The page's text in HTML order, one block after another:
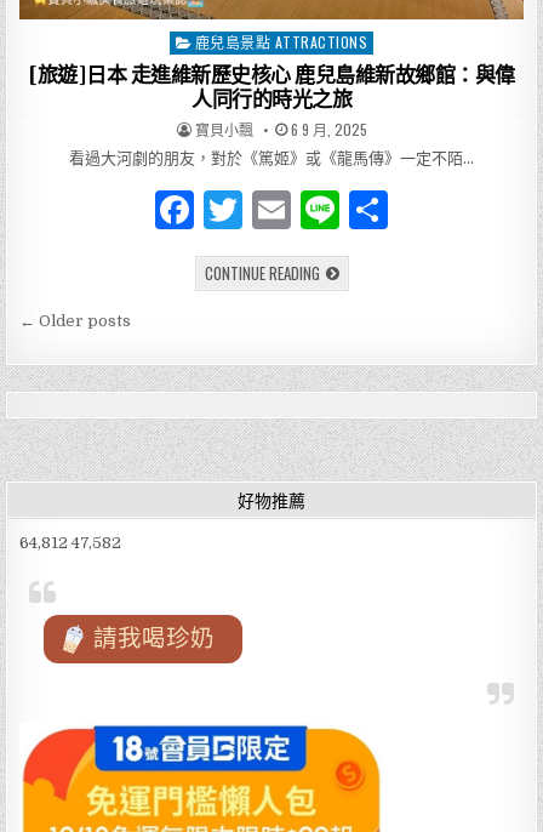
櫻
島
的
日
常
浪
漫
Posted
in
鹿兒島景點 ATTRACTIONS
[旅遊]日本 走進維新歷史核心 鹿兒島維新故鄉館：與偉
人同行的時光之旅
AUTHOR:
寶貝小飄 PUBLISHED
DATE:
6 9 月, 2025
看過大河劇的朋友，對於《篤姬》或《龍馬傳》一定不陌…
F
a
c
b
o
o
k
T
w
it
r
E
m
ai
Li
n
e
CONTINUE READING[旅
遊]
維
新
歷
史
核
心
鹿
兒
新
旅
文
章
導
覽
← Older posts
好物推薦
64,812 47,582
請我喝珍奶